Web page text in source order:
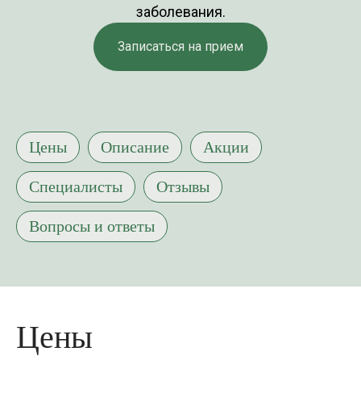
заболевания.
Записаться на прием
Цены Описание Акции
Специалисты Отзывы
Вопросы и ответы
Цены